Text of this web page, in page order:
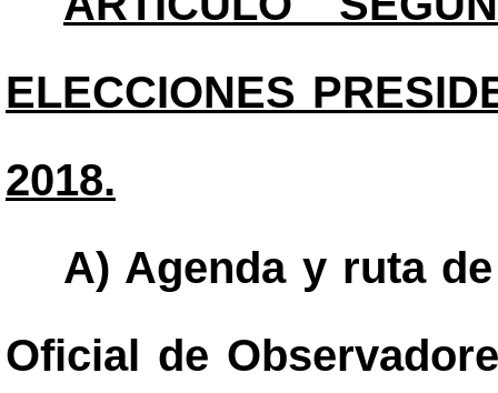
ELECCIONES
2018.
A) Agenda y ruta
Oficial de